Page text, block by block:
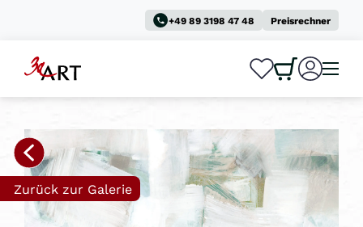
+49 89 3198 47 48 Preisrechner
0
Zurück zur Galerie